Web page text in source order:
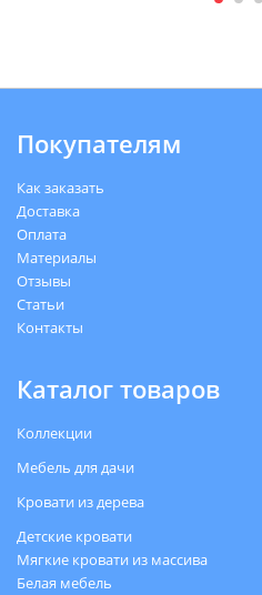
Покупателям
Как заказать
Доставка
Оплата
Материалы
Отзывы
Статьи
Контакты
Каталог товаров
Коллекции
Мебель для дачи
Кровати из дерева
Детские кровати
Мягкие кровати из массива
Белая мебель